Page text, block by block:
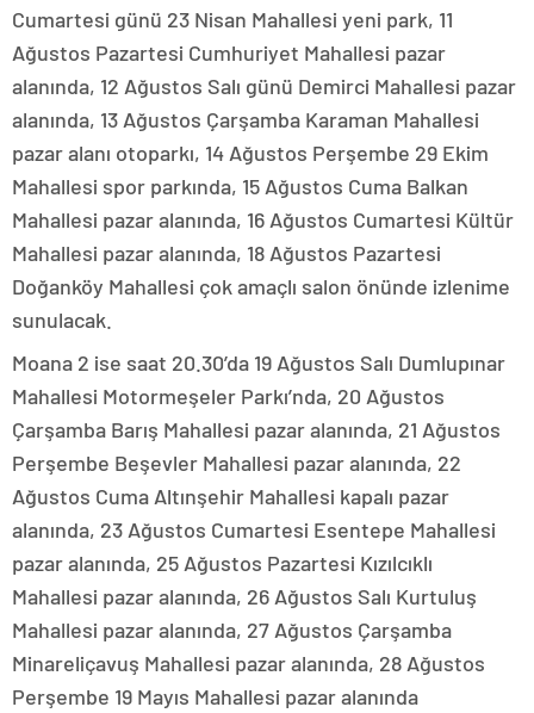
Cumartesi günü 23 Nisan Mahallesi yeni park, 11
Ağustos Pazartesi Cumhuriyet Mahallesi pazar
alanında, 12 Ağustos Salı günü Demirci Mahallesi pazar
alanında, 13 Ağustos Çarşamba Karaman Mahallesi
pazar alanı otoparkı, 14 Ağustos Perşembe 29 Ekim
Mahallesi spor parkında, 15 Ağustos Cuma Balkan
Mahallesi pazar alanında, 16 Ağustos Cumartesi Kültür
Mahallesi pazar alanında, 18 Ağustos Pazartesi
Doğanköy Mahallesi çok amaçlı salon önünde izlenime
sunulacak.
Moana 2 ise saat 20.30’da 19 Ağustos Salı Dumlupınar
Mahallesi Motormeşeler Parkı’nda, 20 Ağustos
Çarşamba Barış Mahallesi pazar alanında, 21 Ağustos
Perşembe Beşevler Mahallesi pazar alanında, 22
Ağustos Cuma Altınşehir Mahallesi kapalı pazar
alanında, 23 Ağustos Cumartesi Esentepe Mahallesi
pazar alanında, 25 Ağustos Pazartesi Kızılcıklı
Mahallesi pazar alanında, 26 Ağustos Salı Kurtuluş
Mahallesi pazar alanında, 27 Ağustos Çarşamba
Minareliçavuş Mahallesi pazar alanında, 28 Ağustos
Perşembe 19 Mayıs Mahallesi pazar alanında